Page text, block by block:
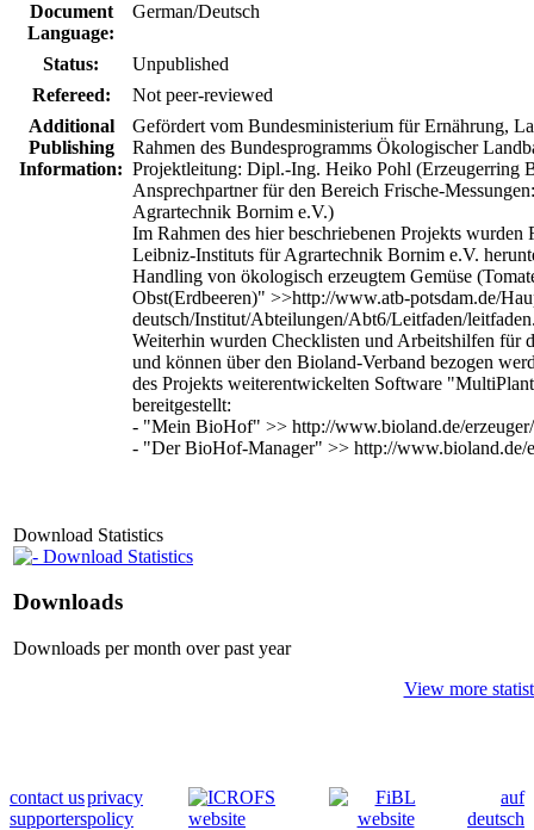
Document
Language:
German/Deutsch
Status:
Unpublished
Refereed:
Not peer-reviewed
Additional
Publishing
Information:
Gefördert vom Bundesministerium für Ernährung,
Rahmen des Bundesprogramms Ökologischer
Projektleitung: Dipl.-Ing. Heiko Pohl (Erzeugerring
Ansprechpartner für den Bereich Frische-
Agrartechnik Bornim e.V.)
Im Rahmen des hier beschriebenen Projekts
Leibniz-Instituts für Agrartechnik Bornim e.V.
Handling von ökologisch erzeugtem Gemüse
Obst(Erdbeeren)" >>http://www.atb-potsdam.de/
deutsch/Institut/Abteilungen/Abt6/Leitfaden/
Weiterhin wurden Checklisten und Arbeitshilfen für
und können über den Bioland-Verband bezogen
des Projekts weiterentwickelten Software
bereitgestellt:
- "Mein BioHof" >> http://www.bioland.de/
- "Der BioHof-Manager" >> http://www.bioland.de/
Download Statistics
Download Statistics
Downloads
Downloads per month over past year
View more
contact us
supporters
privacy
policy
auf
deutsch